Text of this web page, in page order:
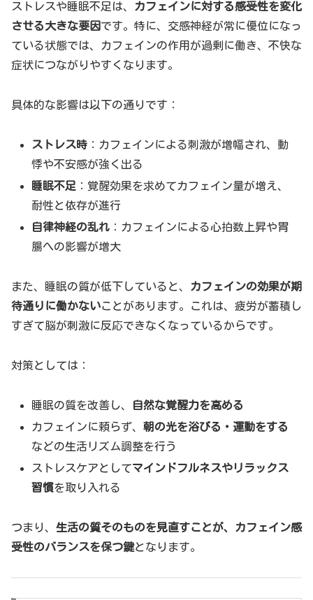
ストレスや睡眠不足は、
カフェインに対する感受性を変化
させる大きな要因です。特に、交感神経が常に優位になっ
ている状態では、カフェインの作用が過剰に働き、不快な
症状につながりやすくなります。
具体的な影響は以下の通りです：
ストレス時 ：カフェインによる刺激が増幅され、動
悸や不安感が強く出る
睡眠不足 ：覚醒効果を求めてカフェイン量が増え、
耐性と依存が進行
自律神経の乱れ ：カフェインによる心拍数上昇や胃
腸への影響が増大
また、睡眠の質が低下していると、
カフェインの効果が期
待通りに働かないことがあります。これは、疲労が蓄積し
すぎて脳が刺激に反応できなくなっているからです。
対策としては：
睡眠の質を改善し、
自然な覚醒力を高める
カフェインに頼らず、朝の光を浴びる・運動をする
などの生活リズム調整を行う
ストレスケアとしてマインドフルネスやリラックス
習慣を取り入れる
つまり、 生活の質そのものを見直すことが、カフェイン感
受性のバランスを保つ鍵となります。